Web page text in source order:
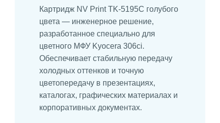
Картридж NV Print TK-5195C голубого
цвета — инженерное решение,
разработанное специально для
цветного МФУ Kyocera 306ci.
Обеспечивает стабильную передачу
холодных оттенков и точную
цветопередачу в презентациях,
каталогах, графических материалах и
корпоративных документах.